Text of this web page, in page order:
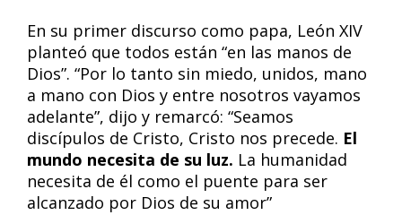
En su primer discurso como papa, León XIV
planteó que todos están “en las manos de
Dios”. “Por lo tanto sin miedo, unidos, mano
a mano con Dios y entre nosotros vayamos
adelante”, dijo y remarcó: “Seamos
discípulos de Cristo, Cristo nos precede. El
mundo necesita de su luz. La humanidad
necesita de él como el puente para ser
alcanzado por Dios de su amor”